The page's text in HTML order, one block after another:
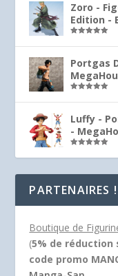
Zoro -
Edition -
Portgas
Luffy -
-
PARTENAIRES !
Boutique de
(5% de réduction
code promo